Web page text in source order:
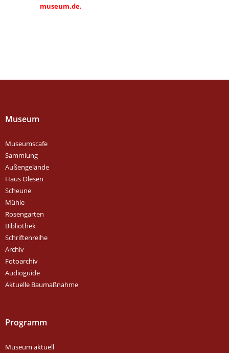
museum.de.
Museum
Museumscafe
Sammlung
Außengelände
Haus Olesen
Scheune
Mühle
Rosengarten
Bibliothek
Schriftenreihe
Archiv
Fotoarchiv
Audioguide
Aktuelle Baumaßnahme
Programm
Museum aktuell